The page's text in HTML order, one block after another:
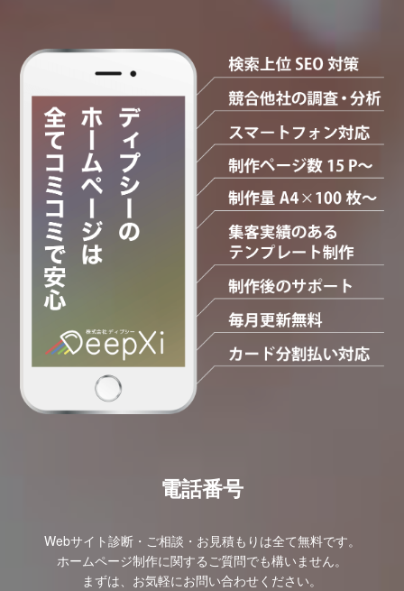
電話番号
Webサイト診断・ご相談・お見積もりは全て無料です。
ホームページ制作に関するご質問でも構いません。
まずは、お気軽にお問い合わせください。